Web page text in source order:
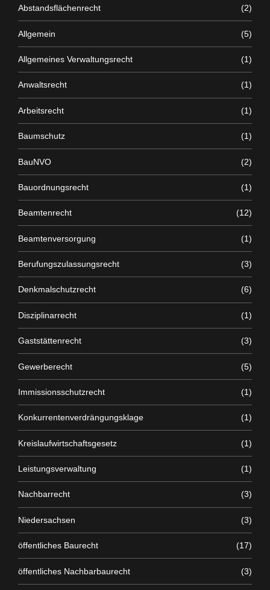
Abstandsflächenrecht (2)
Allgemein (5)
Allgemeines Verwaltungsrecht (1)
Anwaltsrecht (1)
Arbeitsrecht (1)
Baumschutz (1)
BauNVO (2)
Bauordnungsrecht (1)
Beamtenrecht (12)
Beamtenversorgung (1)
Berufungszulassungsrecht (3)
Denkmalschutzrecht (6)
Disziplinarrecht (1)
Gaststättenrecht (3)
Gewerberecht (5)
Immissionsschutzrecht (1)
Konkurrentenverdrängungsklage (1)
Kreislaufwirtschaftsgesetz (1)
Leistungsverwaltung (1)
Nachbarrecht (3)
Niedersachsen (3)
öffentliches Baurecht (17)
öffentliches Nachbarbaurecht (3)